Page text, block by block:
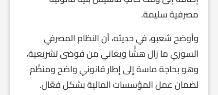
مصرفية سليمة.
وأوضح شعبو، في حديثه، أن النظام المصرفي
السوري ما زال هشًّا ويعاني من فوضى تشريعية،
وهو بحاجة ماسة إلى إطار قانوني واضح ومنظّم
لضمان عمل المؤسسات المالية بشكل فعّال.